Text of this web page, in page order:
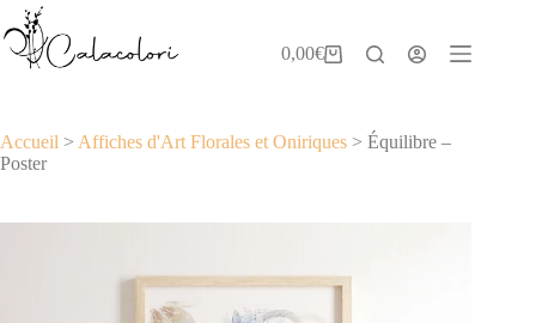
Passer
au
contenu
Panier
0,00€
Accueil > Affiches d'Art Florales et Oniriques > Équilibre –
Poster